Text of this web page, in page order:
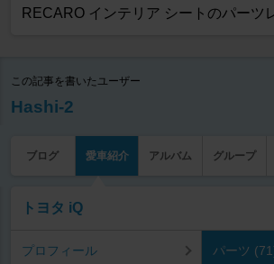
RECARO インテリア シートのパーツ
この記事を書いたユーザー
Hashi-2
ブログ 愛車紹介 アルバム グループ
トヨタ iQ
プロフィール パーツ